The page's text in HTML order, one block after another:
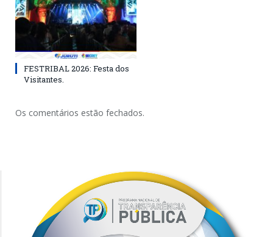
FESTRIBAL 2026: Festa dos
Visitantes.
Os comentários estão fechados.